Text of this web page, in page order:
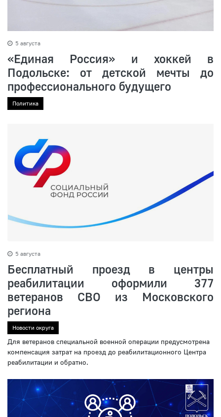
5 августа
«Единая Россия» и хоккей в
Подольске: от детской мечты до
профессионального будущего
Политика
5 августа
Бесплатный проезд в центры
реабилитации оформили 377
ветеранов СВО из Московского
региона
Новости округа
Для ветеранов специальной военной операции предусмотрена
компенсация затрат на проезд до реабилитационного Центра
реабилитации и обратно.